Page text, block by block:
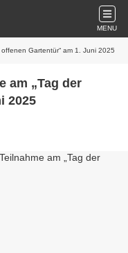
MENU
Gartentür“ am 1. Juni 2025
der
2025